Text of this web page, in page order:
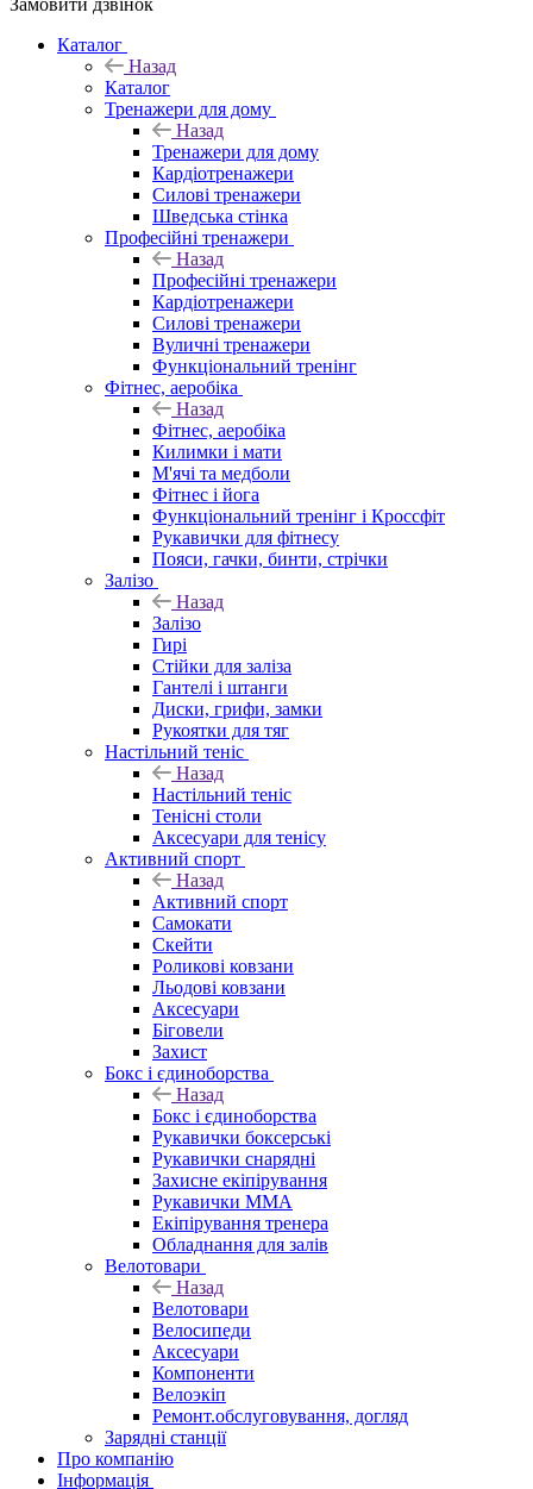
Замовити дзвінок
Каталог
Назад
Каталог
Тренажери для дому
Назад
Тренажери для дому
Кардіотренажери
Силові тренажери
Шведська стінка
Професійні тренажери
Назад
Професійні тренажери
Кардіотренажери
Силові тренажери
Вуличні тренажери
Функціональний тренінг
Фітнес, аеробіка
Назад
Фітнес, аеробіка
Килимки і мати
М'ячі та медболи
Фітнес і йога
Функціональний тренінг і Кроссфіт
Рукавички для фітнесу
Пояси, гачки, бинти, стрічки
Залізо
Назад
Залізо
Гирі
Стійки для заліза
Гантелі і штанги
Диски, грифи, замки
Рукоятки для тяг
Настільний теніс
Назад
Настільний теніс
Тенісні столи
Аксесуари для тенісу
Активний спорт
Назад
Активний спорт
Самокати
Скейти
Роликові ковзани
Льодові ковзани
Аксесуари
Біговели
Захист
Бокс і єдиноборства
Назад
Бокс і єдиноборства
Рукавички боксерські
Рукавички снарядні
Захисне екіпірування
Рукавички ММА
Екіпірування тренера
Обладнання для залів
Велотовари
Назад
Велотовари
Велосипеди
Аксесуари
Компоненти
Велоэкіп
Ремонт.обслуговування, догляд
Зарядні станції
Про компанію
Інформація